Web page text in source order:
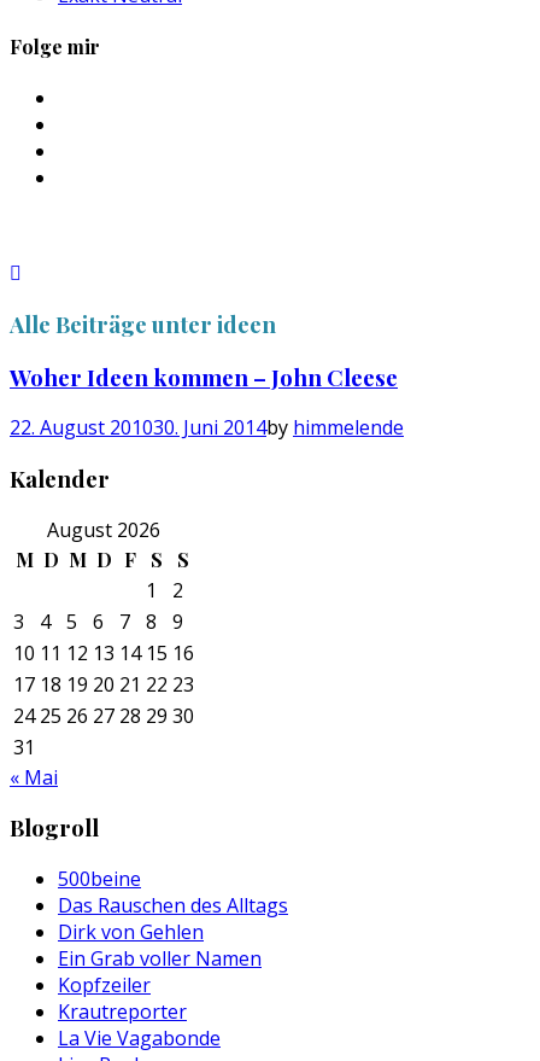
Folge mir
anzeigen
Alle Beiträge unter ideen
Woher Ideen kommen – John Cleese
22. August 201030. Juni 2014by himmelende
Kalender
August 2026
M D M D F S S
1
2
3
4 5 6 7 8
9
10 11 12 13 14 15 16
17 18 19 20 21 22 23
24 25 26 27 28 29 30
31
« Mai
Blogroll
500beine
Das Rauschen des Alltags
Dirk von Gehlen
Ein Grab voller Namen
Kopfzeiler
Krautreporter
La Vie Vagabonde